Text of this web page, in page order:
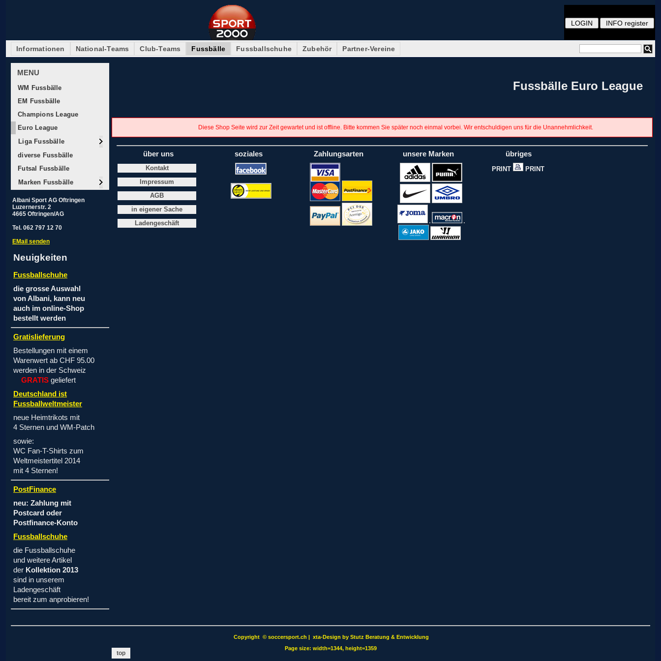
Informationen National-Teams Club-Teams Fussbälle Fussballschuhe Zubehör Partner-Vereine
MENU
WM Fussbälle
EM Fussbälle
Champions League
Euro League
Liga Fussbälle
diverse Fussbälle
Futsal Fussbälle
Marken Fussbälle
Albani Sport AG Oftringen
Luzernerstr. 2
4665 Oftringen/AG
Tel. 062 797 12 70
EMail senden
Neuigkeiten
Fussballschuhe
die grosse Auswahl
von Albani, kann neu
auch im online-Shop
bestellt werden
Gratislieferung
Bestellungen mit einem
Warenwert ab CHF 95.00
werden in der Schweiz
GRATIS geliefert
Deutschland ist
Fussballweltmeister
neue Heimtrikots mit
4 Sternen und WM-Patch
sowie:
WC Fan-T-Shirts zum
Weltmeistertitel 2014
mit 4 Sternen!
PostFinance
neu: Zahlung mit
Postcard oder
Postfinance-Konto
Fussballschuhe
die Fussballschuhe
und weitere Artikel
der Kollektion 2013
sind in unserem
Ladengeschäft
bereit zum anprobieren!
Fussbälle Euro League
Diese Shop Seite wird zur Zeit gewartet und ist offline. Bitte kommen Sie später noch einmal vorbei. Wir entschuldigen uns für die Unannehmlichkeit.
top
über uns
Kontakt
Impressum
AGB
in eigener Sache
Ladengeschäft
soziales Zahlungsarten unsere Marken übriges
PRINT PRINT
Copyright © soccersport.ch | xta-Design by Stutz Beratung & Entwicklung
Page size: width=1344, height=1359